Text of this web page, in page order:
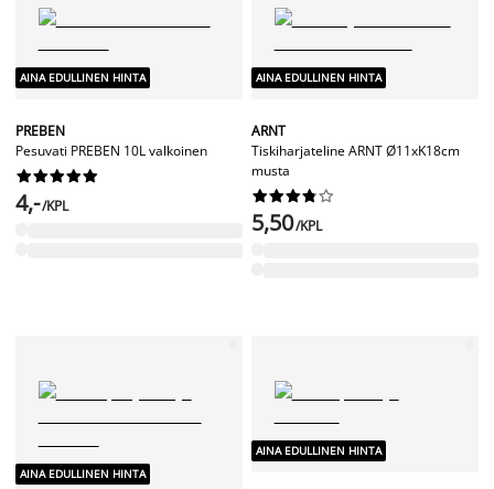
AINA EDULLINEN HINTA
PREBEN
Pesuvati PREBEN 10L valkoinen






4,-/KPL
AINA EDULLINEN HINTA
ARNT
Tiskiharjateline ARNT Ø11xK18cm
musta






5,50/KPL
AINA EDULLINEN HINTA
AINA EDULLINEN HINTA